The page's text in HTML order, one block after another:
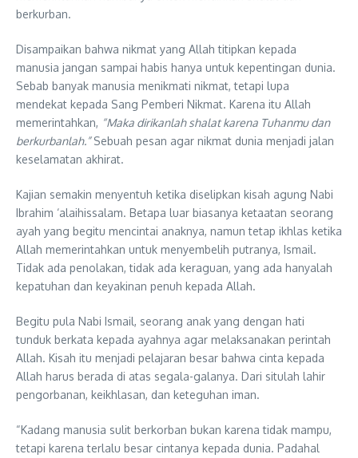
berkurban.
Disampaikan bahwa nikmat yang Allah titipkan kepada
manusia jangan sampai habis hanya untuk kepentingan dunia.
Sebab banyak manusia menikmati nikmat, tetapi lupa
mendekat kepada Sang Pemberi Nikmat. Karena itu Allah
memerintahkan, “Maka dirikanlah shalat karena Tuhanmu dan
berkurbanlah.”Sebuah pesan agar nikmat dunia menjadi jalan
keselamatan akhirat.
Kajian semakin menyentuh ketika diselipkan kisah agung Nabi
Ibrahim ‘alaihissalam. Betapa luar biasanya ketaatan seorang
ayah yang begitu mencintai anaknya, namun tetap ikhlas ketika
Allah memerintahkan untuk menyembelih putranya, Ismail.
Tidak ada penolakan, tidak ada keraguan, yang ada hanyalah
kepatuhan dan keyakinan penuh kepada Allah.
Begitu pula Nabi Ismail, seorang anak yang dengan hati
tunduk berkata kepada ayahnya agar melaksanakan perintah
Allah. Kisah itu menjadi pelajaran besar bahwa cinta kepada
Allah harus berada di atas segala-galanya. Dari situlah lahir
pengorbanan, keikhlasan, dan keteguhan iman.
“Kadang manusia sulit berkorban bukan karena tidak mampu,
tetapi karena terlalu besar cintanya kepada dunia. Padahal